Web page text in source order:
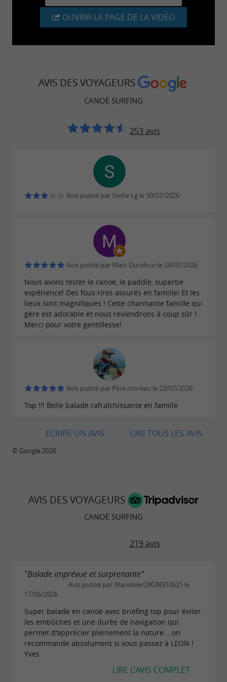
OUVRIR LA PAGE DE LA VIDÉO
AVIS DES VOYAGEURS
CANOË SURFING
253 avis
Avis publié par Stefie Lg le 30/07/2026
Avis publié par Marc Durafour le 24/07/2026
Nous avons tester le canoë, le paddle, superbe
expérience! Des fous rires assurés en famille! Et les
lieux sont magnifiques ! Cette charmante famille qui
gère est adorable et nous reviendrons à coup sûr !
Merci pour votre gentillesse!
Avis publié par Père moreau le 22/07/2026
Top !!! Belle balade rafraîchissante en famille
LIRE TOUS LES AVIS
ECRIRE UN AVIS
© Google 2026
AVIS DES VOYAGEURS
CANOË SURFING
219 avis
"Balade imprévue et surprenante"
Avis publié par Wanderer29038310621 le
17/06/2026
Super balade en canoë avec briefing top pour éviter
les embûches et une durée de navigation qui
permet d'apprécier pleinement la nature... on
recommande absolument si vous passez à LEON !
Yves
LIRE L'AVIS COMPLET